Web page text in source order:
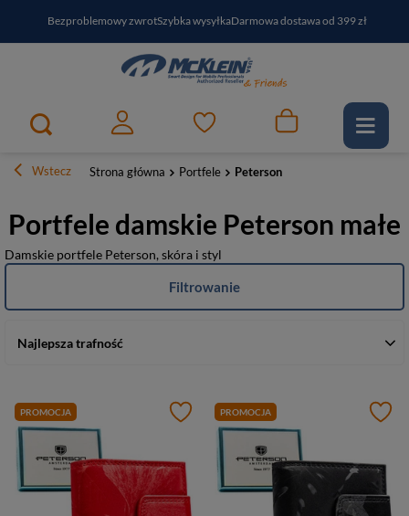
Bezproblemowy zwrotSzybka wysyłkaDarmowa dostawa od 399 zł
PayPo - kup i zapłać za30 dniZapisz się do newslettera i odbierz RABAT
Wstecz Strona główna Portfele Peterson
Portfele damskie Peterson małe
Damskie portfele Peterson, skóra i styl
Najlepsza trafność
Filtrowanie
PROMOCJA PROMOCJA